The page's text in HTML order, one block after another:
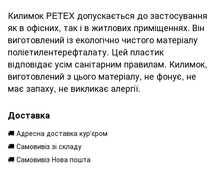
Килимок PETEX допускається до застосування
як в офісних, так і в житлових приміщеннях. Він
виготовлений із екологічно чистого матеріалу
поліетилентерефталату. Цей пластик
відповідає усім санітарним правилам. Килимок,
виготовлений з цього матеріалу, не фонує, не
має запаху, не викликає алергії.
Доставка
🚚 Адресна доставка кур'єром
🚚 Самовивіз зі складу
🚚 Самовивіз Нова пошта